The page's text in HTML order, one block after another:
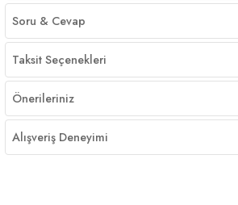
Soru & Cevap
Taksit Seçenekleri
Önerileriniz
Alışveriş Deneyimi